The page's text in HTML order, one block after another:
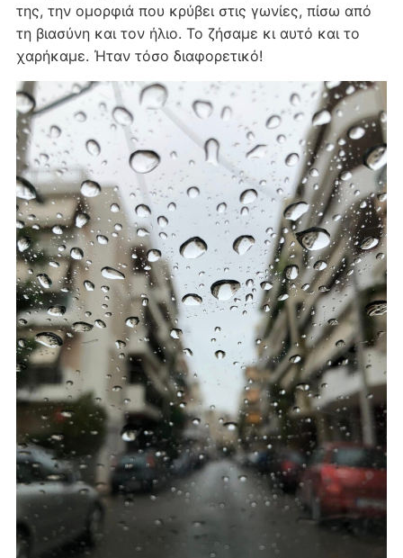
της, την ομορφιά που κρύβει στις γωνίες, πίσω από
τη βιασύνη και τον ήλιο. Το ζήσαμε κι αυτό και το
χαρήκαμε. Ήταν τόσο διαφορετικό!